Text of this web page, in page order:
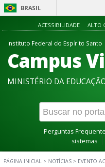
BRASIL
ACESSIBILIDADE ALTO
Instituto Federal do Espírito Santo
Campus
MINISTÉRIO DA
Perguntas
sistemas
PÁGINA INICIAL > NOTÍCIAS > EVENTO